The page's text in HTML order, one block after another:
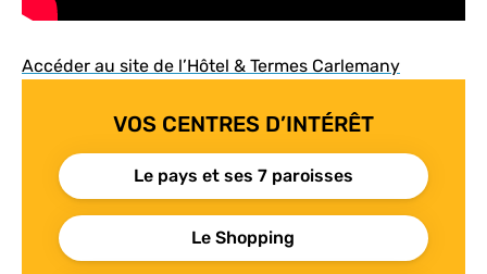
Accéder au site de l’Hôtel & Termes Carlemany
VOS CENTRES D’INTÉRÊT
Le pays et ses 7 paroisses
Le Shopping